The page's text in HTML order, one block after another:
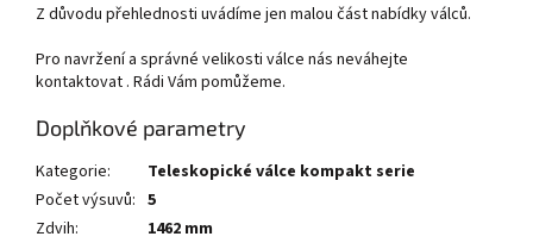
Z důvodu přehlednosti uvádíme jen malou část nabídky válců.
Pro navržení a správné velikosti válce nás neváhejte
kontaktovat . Rádi Vám pomůžeme.
Doplňkové parametry
Kategorie:
Teleskopické válce kompakt serie
Počet výsuvů: 5
Zdvih:
1462 mm